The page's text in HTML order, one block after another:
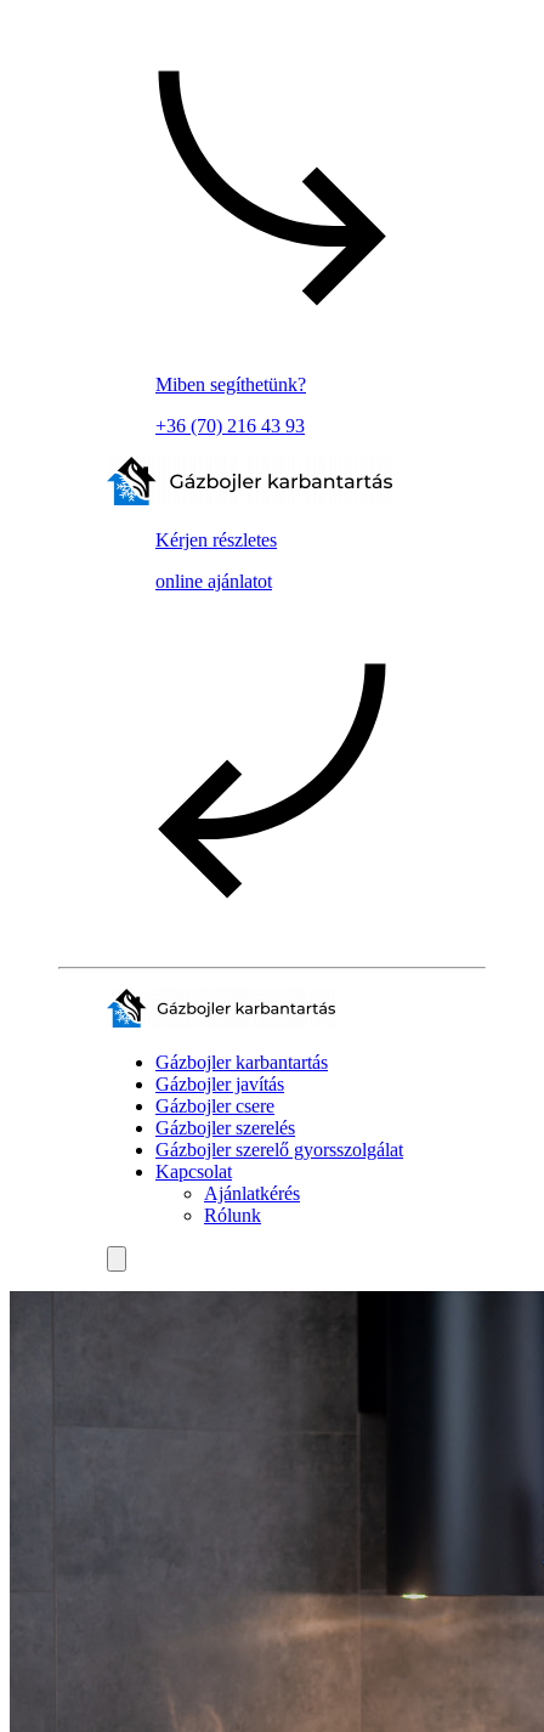
Miben segíthetünk?
+36 (70) 216 43 93
Kérjen részletes
online ajánlatot
Gázbojler karbantartás
Gázbojler javítás
Gázbojler csere
Gázbojler szerelés
Gázbojler szerelő gyorsszolgálat
Kapcsolat
Ajánlatkérés
Rólunk